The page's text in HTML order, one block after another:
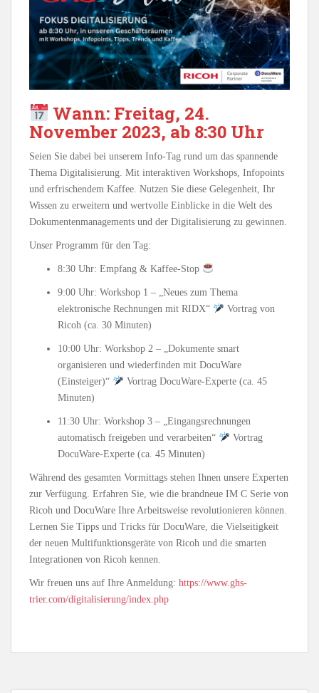
Wann: Freitag, 24.
November 2023, ab 8:30 Uhr
Seien Sie dabei bei unserem Info-Tag rund um das spannende
Thema Digitalisierung. Mit interaktiven Workshops, Infopoints
und erfrischendem Kaffee. Nutzen Sie diese Gelegenheit, Ihr
Wissen zu erweitern und wertvolle Einblicke in die Welt des
Dokumentenmanagements und der Digitalisierung zu gewinnen.
Unser Programm für den Tag:
8:30 Uhr: Empfang & Kaffee-Stop
9:00 Uhr: Workshop 1 – „Neues zum Thema
elektronische Rechnungen mit RIDX“
Vortrag von
Ricoh (ca. 30 Minuten)
10:00 Uhr: Workshop 2 – „Dokumente smart
organisieren und wiederfinden mit DocuWare
(Einsteiger)“
Vortrag DocuWare-Experte (ca. 45
Minuten)
11:30 Uhr: Workshop 3 – „Eingangsrechnungen
automatisch freigeben und verarbeiten“
Vortrag
DocuWare-Experte (ca. 45 Minuten)
Während des gesamten Vormittags stehen Ihnen unsere Experten
zur Verfügung. Erfahren Sie, wie die brandneue IM C Serie von
Ricoh und DocuWare Ihre Arbeitsweise revolutionieren können.
Lernen Sie Tipps und Tricks für DocuWare, die Vielseitigkeit
der neuen Multifunktionsgeräte von Ricoh und die smarten
Integrationen von Ricoh kennen.
Wir freuen uns auf Ihre Anmeldung: https://www.ghs-
trier.com/digitalisierung/index.php